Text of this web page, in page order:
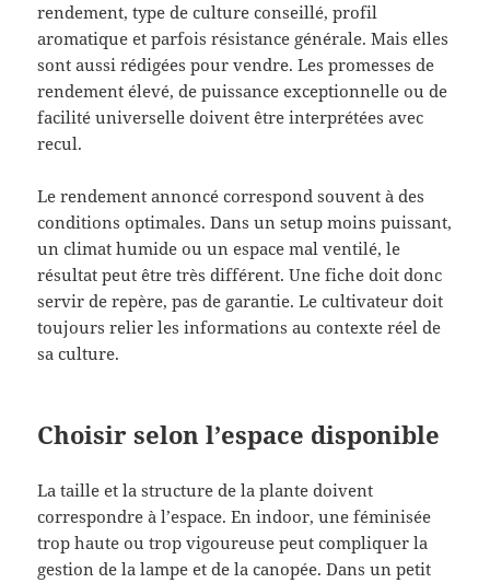
rendement, type de culture conseillé, profil
aromatique et parfois résistance générale. Mais elles
sont aussi rédigées pour vendre. Les promesses de
rendement élevé, de puissance exceptionnelle ou de
facilité universelle doivent être interprétées avec
recul.
Le rendement annoncé correspond souvent à des
conditions optimales. Dans un setup moins puissant,
un climat humide ou un espace mal ventilé, le
résultat peut être très différent. Une fiche doit donc
servir de repère, pas de garantie. Le cultivateur doit
toujours relier les informations au contexte réel de
sa culture.
Choisir selon l’espace disponible
La taille et la structure de la plante doivent
correspondre à l’espace. En indoor, une féminisée
trop haute ou trop vigoureuse peut compliquer la
gestion de la lampe et de la canopée. Dans un petit